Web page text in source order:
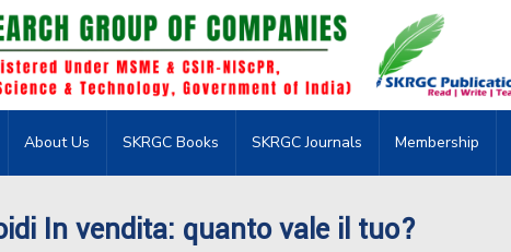
About Us SKRGC Books SKRGC Journals Membership
In vendita: quanto vale il tuo?